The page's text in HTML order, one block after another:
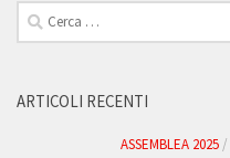
Ricerca
per:
ARTICOLI RECENTI
ASSEMBLEA 2025 /